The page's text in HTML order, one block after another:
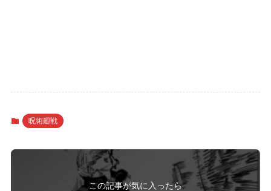
呪術廻戦
この記事が気に入ったら